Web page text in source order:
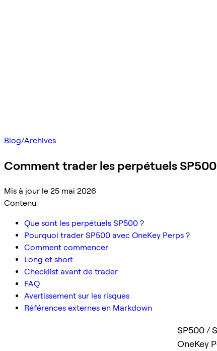
Blog/Archives
Comment trader les perpétuels
Mis à jour le 25 mai 2026
Contenu
Que sont les perpétuels SP500 ?
Pourquoi trader SP500 avec OneKey Perps ?
Comment commencer
Long et short
Checklist avant de trader
FAQ
Avertissement sur les risques
Références externes en Markdown
SP500 /
OneKey